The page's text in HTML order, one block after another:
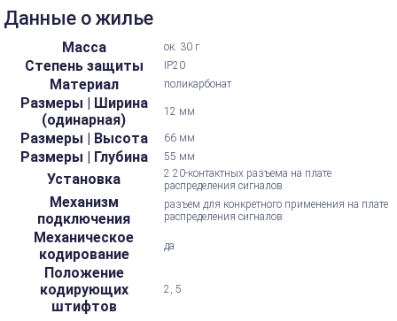
Данные о жилье
Масса ок. 30 г
Степень защиты IP20
Материал поликарбонат
Размеры | Ширина
(одинарная)
12 мм
Размеры | Высота 66 мм
Размеры | Глубина 55 мм
Установка
2 20-контактных разъема на плате
распределения сигналов
Механизм
подключения
разъем для конкретного применения на плате
распределения сигналов
Механическое
кодирование
да
Положение
кодирующих
штифтов
2, 5